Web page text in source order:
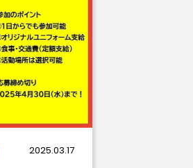
2025.03.17